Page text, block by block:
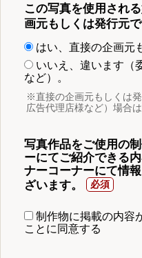
この写真を使用され
画元もしくは発行元で
はい、直接の企画元
いいえ、違います（
など）。
※直接の企画元もしくは
広告代理店様など）場合
写真作品をご使用の
ーにてご紹介できる
ナーコーナーにて情
ざいます。
制作物に掲載の内容
ことに同意する